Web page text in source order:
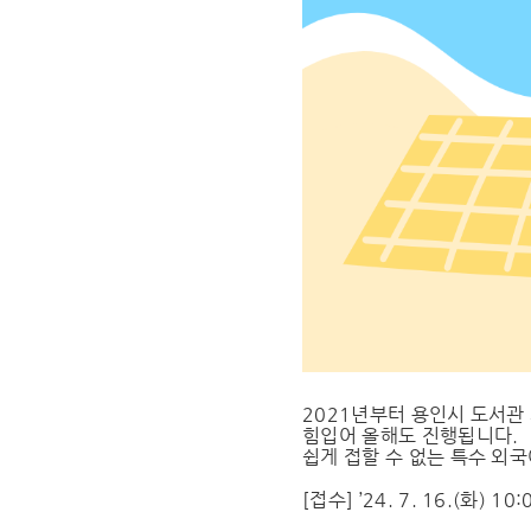
2021년부터 용인시 도서
힘입어 올해도 진행됩니다.
쉽게 접할 수 없는 특수 외
[접수] ’24. 7. 16.(화)